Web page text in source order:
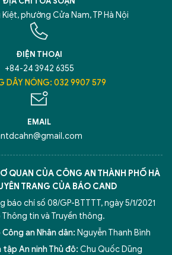
phường Cửa Nam, TP Hà Nội
ĐIỆN THOẠI
+84-24 3942 6355
DÂY NÓNG: 032 9907 579
EMAIL
QUAN CỦA CÔNG AN THÀNH PHỐ HÀ
TRANG CỦA BÁO CAND
chí số 08/GP-BTTTT, ngày 5/1/2021
Thông tin và Truyền thông.
an Nhân dân: Nguyễn Thanh Bình
An ninh Thủ đô: Chu Quốc Dũng